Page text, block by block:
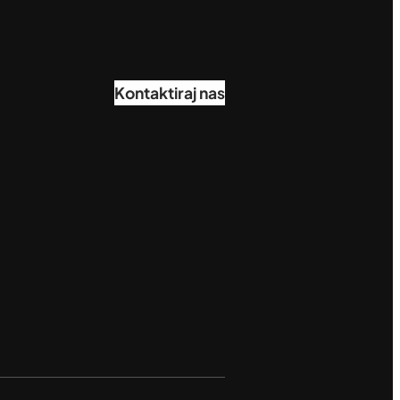
Kontaktiraj nas